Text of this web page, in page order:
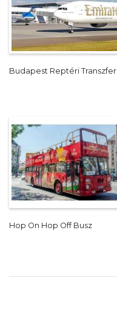
Budapest Reptéri Transzfer
Hop On Hop Off Busz